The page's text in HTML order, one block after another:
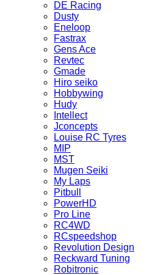
DE Racing
Dusty
Eneloop
Fastrax
Gens Ace
Revtec
Gmade
Hiro seiko
Hobbywing
Hudy
Intellect
Jconcepts
Louise RC Tyres
MIP
MST
Mugen Seiki
My Laps
Pitbull
PowerHD
Pro Line
RC4WD
RCspeedshop
Revolution Design
Reckward Tuning
Robitronic